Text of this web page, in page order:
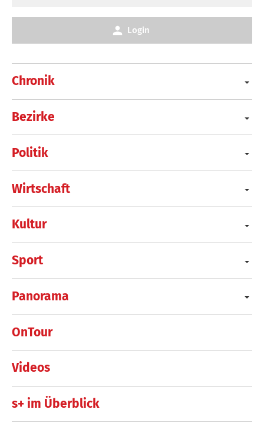
Chronik
Bezirke
Politik
Wirtschaft
Kultur
Sport
Panorama
OnTour
Videos
s+ im Überblick
Login